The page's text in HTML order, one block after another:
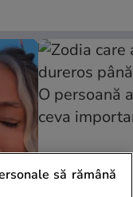
să rămână